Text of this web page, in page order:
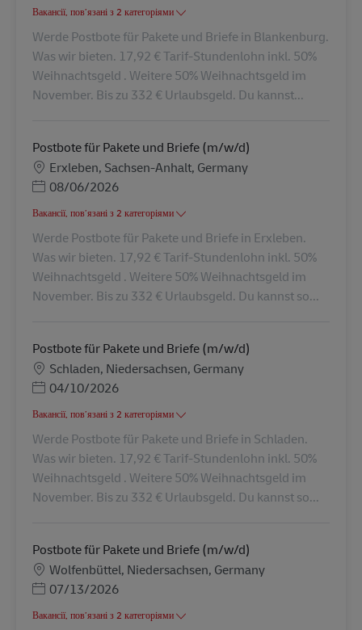
Вакансії, пов’язані з 2 категоріями
Werde Postbote für Pakete und Briefe in Blankenburg.
Was wir bieten. 17,92 € Tarif-Stundenlohn inkl. 50%
Weihnachtsgeld . Weitere 50% Weihnachtsgeld im
November. Bis zu 332 € Urlaubsgeld. Du kannst...
Postbote für Pakete und Briefe (m/w/d)
Місцезнаходження
Erxleben, Sachsen-Anhalt, Germany
Posted Date
08/06/2026
Вакансії, пов’язані з 2 категоріями
Werde Postbote für Pakete und Briefe in Erxleben.
Was wir bieten. 17,92 € Tarif-Stundenlohn inkl. 50%
Weihnachtsgeld . Weitere 50% Weihnachtsgeld im
November. Bis zu 332 € Urlaubsgeld. Du kannst so...
Postbote für Pakete und Briefe (m/w/d)
Місцезнаходження
Schladen, Niedersachsen, Germany
Posted Date
04/10/2026
Вакансії, пов’язані з 2 категоріями
Werde Postbote für Pakete und Briefe in Schladen.
Was wir bieten. 17,92 € Tarif-Stundenlohn inkl. 50%
Weihnachtsgeld . Weitere 50% Weihnachtsgeld im
November. Bis zu 332 € Urlaubsgeld. Du kannst so...
Postbote für Pakete und Briefe (m/w/d)
Місцезнаходження
Wolfenbüttel, Niedersachsen, Germany
Posted Date
07/13/2026
Вакансії, пов’язані з 2 категоріями